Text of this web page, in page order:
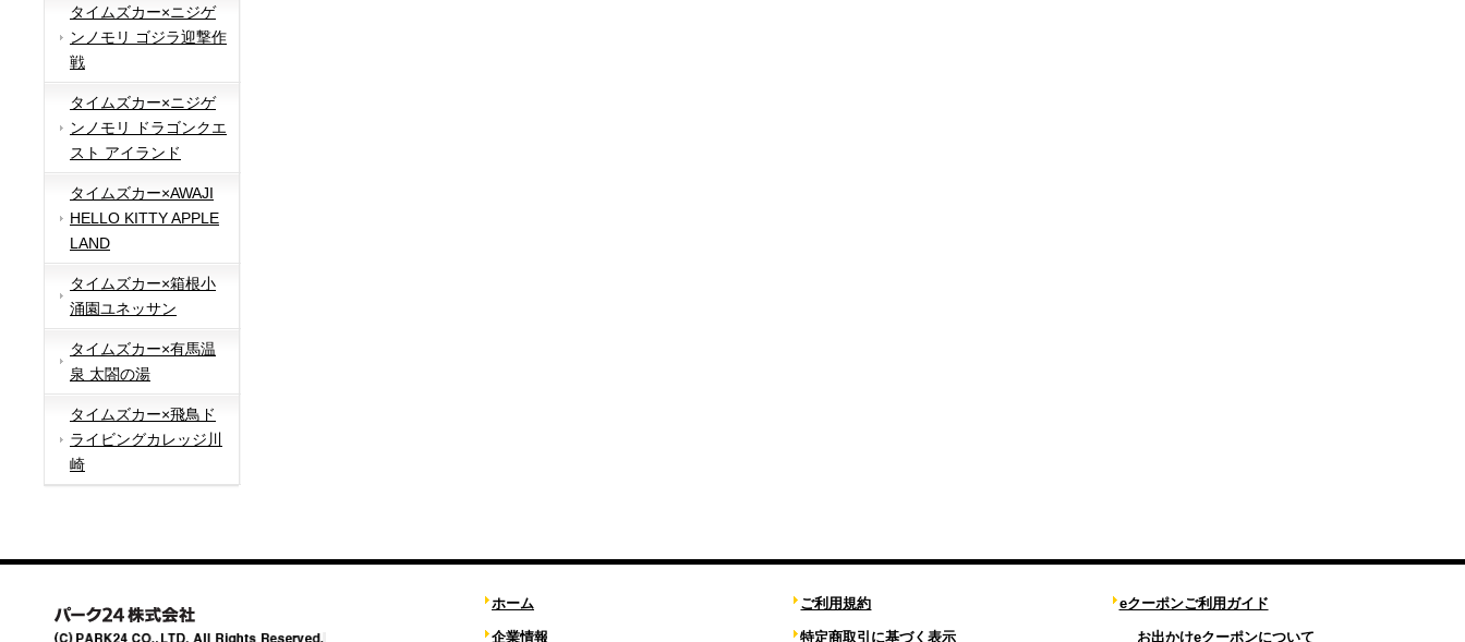
タイムズカー×ニジゲ
ンノモリ ゴジラ迎撃作
戦
タイムズカー×ニジゲ
ンノモリ ドラゴンクエ
スト アイランド
タイムズカー×AWAJI
HELLO KITTY APPLE
LAND
タイムズカー×箱根小
涌園ユネッサン
タイムズカー×有馬温
泉 太閤の湯
タイムズカー×飛鳥ド
ライビングカレッジ川
崎
ホーム
企業情報
ご利用規約
特定商取引に基づく表示
eクーポンご利用ガイド
お出かけeクーポンについて